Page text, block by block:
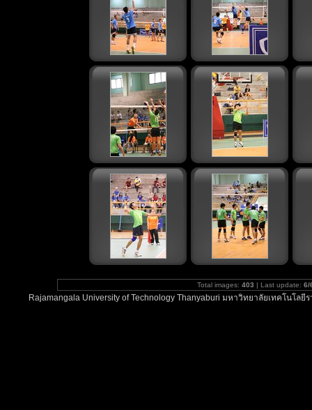
Total images: 403 | Last update: 6/
Rajamangala University of Technology Thanyaburi มหาวิทยาลัยเทคโนโ